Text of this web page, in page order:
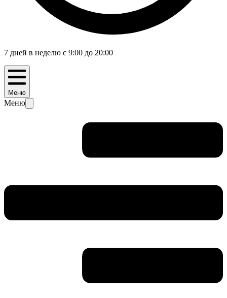
7 дней в неделю с 9:00 до 20:00
Меню
Меню